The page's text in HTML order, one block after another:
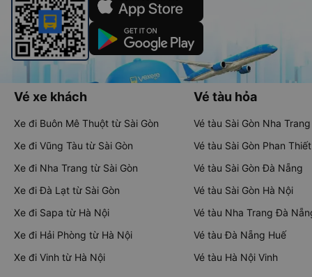
Vé xe khách
Xe đi Buôn Mê Thuột từ Sài Gòn
Xe đi Vũng Tàu từ Sài Gòn
Xe đi Nha Trang từ Sài Gòn
Xe đi Đà Lạt từ Sài Gòn
Xe đi Sapa từ Hà Nội
Xe đi Hải Phòng từ Hà Nội
Xe đi Vinh từ Hà Nội
Vé tàu hỏa
Vé tàu Sài Gòn Nha Trang
Vé tàu Sài Gòn Phan Thiết
Vé tàu Sài Gòn Đà Nẵng
Vé tàu Sài Gòn Hà Nội
Vé tàu Nha Trang Đà
Vé tàu Đà Nẵng Huế
Vé tàu Hà Nội Vinh